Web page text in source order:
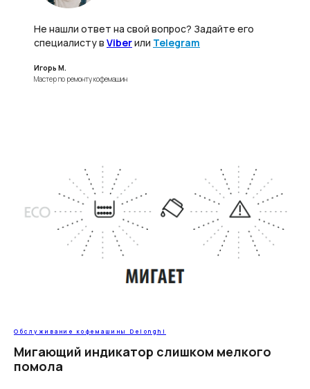
Не нашли ответ на свой вопрос? Задайте его
специалисту в Viberили Telegram
Игорь М.
Мастер по ремонту кофемашин
Обслуживание кофемашины Delonghi
Мигающий индикатор слишком мелкого
помола